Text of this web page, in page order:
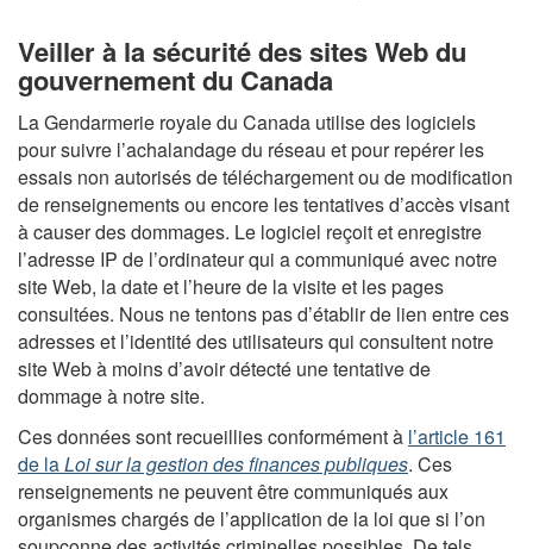
Veiller à la sécurité des sites Web du
gouvernement du Canada
La Gendarmerie royale du Canada utilise des logiciels
pour suivre l’achalandage du réseau et pour repérer les
essais non autorisés de téléchargement ou de modification
de renseignements ou encore les tentatives d’accès visant
à causer des dommages. Le logiciel reçoit et enregistre
l’adresse IP de l’ordinateur qui a communiqué avec notre
site Web, la date et l’heure de la visite et les pages
consultées. Nous ne tentons pas d’établir de lien entre ces
adresses et l’identité des utilisateurs qui consultent notre
site Web à moins d’avoir détecté une tentative de
dommage à notre site.
Ces données sont recueillies conformément à l’article 161
de laLoi sur la gestion des finances publiques. Ces
renseignements ne peuvent être communiqués aux
organismes chargés de l’application de la loi que si l’on